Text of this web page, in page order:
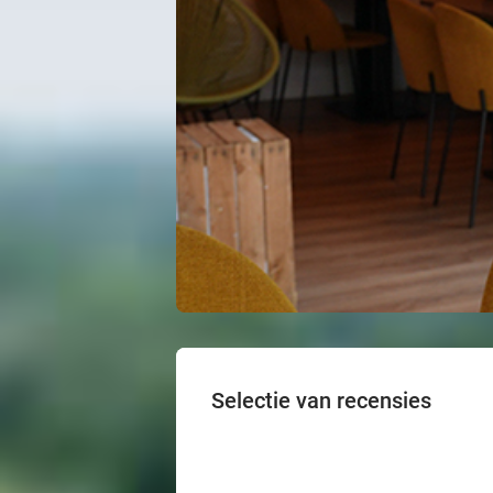
Selectie van recensies